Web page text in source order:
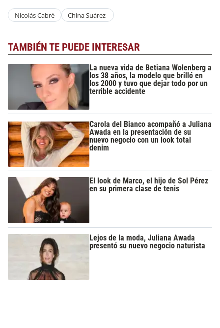
Nicolás Cabré China Suárez
TAMBIÉN TE PUEDE INTERESAR
La nueva vida de Betiana Wolenberg a
los 38 años, la modelo que brilló en
los 2000 y tuvo que dejar todo por un
terrible accidente
Carola del Bianco acompañó a Juliana
Awada en la presentación de su
nuevo negocio con un look total
denim
El look de Marco, el hijo de Sol Pérez
en su primera clase de tenis
Lejos de la moda, Juliana Awada
presentó su nuevo negocio naturista